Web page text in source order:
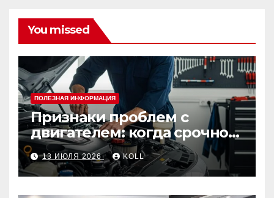
You missed
ПОЛЕЗНАЯ ИНФОРМАЦИЯ
Признаки проблем с
двигателем: когда срочно
ехать в сервис
13 ИЮЛЯ 2026 KOLL